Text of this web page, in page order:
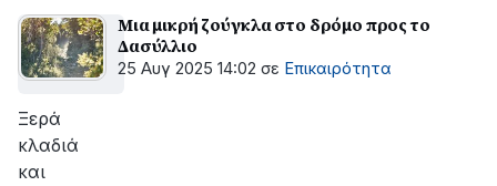
Μια μικρή ζούγκλα στο δρόμο προς το
Δασύλλιο
25 Αυγ 2025 14:02 σε Επικαιρότητα
Ξερά
κλαδιά
και